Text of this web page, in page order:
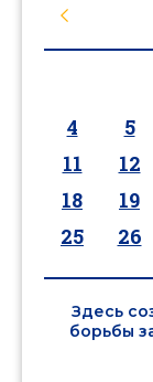
4
5
11
12
18
19
25
26
Здесь
борьбы